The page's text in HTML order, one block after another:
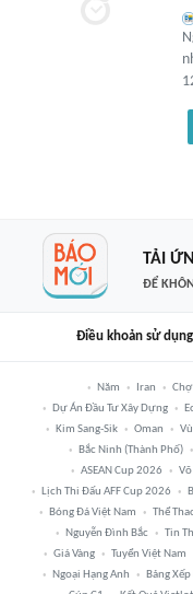
TẢI
ĐỂ
Điều khoản sử dụng
Năm Iran
Dự Án Đầu Tư Xây Dựng
Kim Sang-Sik
Oman
Bắc Ninh (thành Phố)
ASEAN Cup 2026
Lịch Thi Đấu AFF Cup 2026
Bóng Đá Việt Nam
Thể
Nguyễn Đình Bắc
Tin
Giá Vàng
Tuyển Việt Nam
Ngoại Hạng Anh
Bảng